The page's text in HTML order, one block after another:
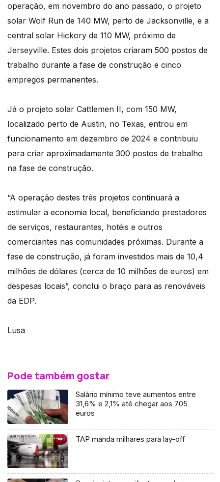
operação, em novembro do ano passado, o projeto
solar Wolf Run de 140 MW, perto de Jacksonville, e a
central solar Hickory de 110 MW, próximo de
Jerseyville. Estes dois projetos criaram 500 postos de
trabalho durante a fase de construção e cinco
empregos permanentes.
Já o projeto solar Cattlemen II, com 150 MW,
localizado perto de Austin, no Texas, entrou em
funcionamento em dezembro de 2024 e contribuiu
para criar aproximadamente 300 postos de trabalho
na fase de construção.
“A operação destes três projetos continuará a
estimular a economia local, beneficiando prestadores
de serviços, restaurantes, hotéis e outros
comerciantes nas comunidades próximas. Durante a
fase de construção, já foram investidos mais de 10,4
milhões de dólares (cerca de 10 milhões de euros) em
despesas locais”, conclui o braço para as renováveis
da EDP.
Lusa
Pode também gostar
Salário mínimo teve aumentos entre
31,6% e 2,1% até chegar aos 705
euros
TAP manda milhares para lay-off